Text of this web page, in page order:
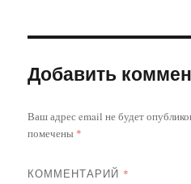
Добавить
Ваш адрес email не будет
помечены *
КОММЕНТАРИЙ *